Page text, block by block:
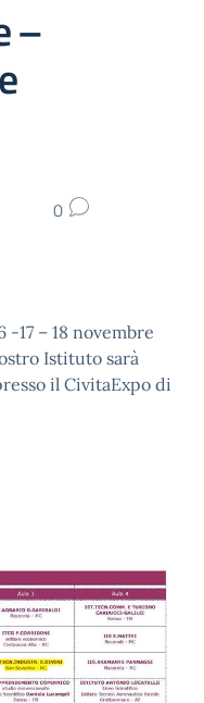
–
0
17 – 18 novembre
Istituto sarà
il CivitaExpo di